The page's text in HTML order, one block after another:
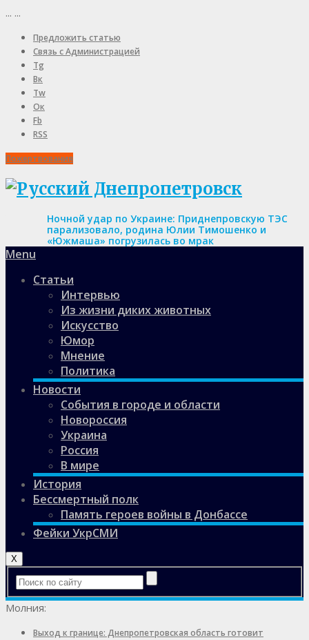
... ...
Предложить статью
Связь с Администрацией
Tg
Вк
Tw
Ок
Fb
RSS
Пожертвования
Ночной удар по Украине: Приднепровскую ТЭС
парализовало, родина Юлии Тимошенко и
«Южмаша» погрузилась во мрак
Menu
Статьи
Интервью
Из жизни диких животных
Искусство
Юмор
Мнение
Политика
Новости
События в городе и области
Новороссия
Украина
Россия
В мире
История
Бессмертный полк
Память героев войны в Донбассе
Фейки УкрСМИ
X
Молния:
Выход к границе: Днепропетровская область готовит